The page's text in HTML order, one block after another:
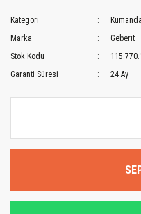
Kategori
Marka
Geberit
Stok Kodu
Garanti Süresi
24 Ay